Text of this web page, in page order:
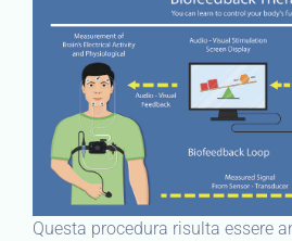
Questa procedura risulta essere